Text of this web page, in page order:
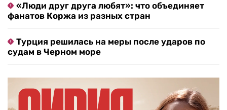
«Люди друг друга любят»: что объединяет
фанатов Коржа из разных стран
Турция решилась на меры после ударов по
судам в Черном море